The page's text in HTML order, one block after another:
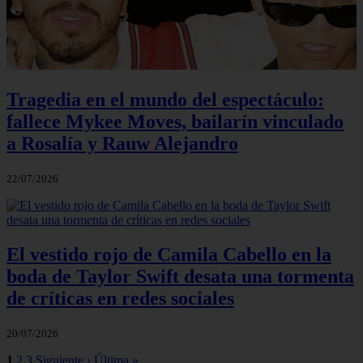
Tragedia en el mundo del espectáculo:
fallece Mykee Moves, bailarín vinculado
a Rosalía y Rauw Alejandro
22/07/2026
El vestido rojo de Camila Cabello en la
boda de Taylor Swift desata una tormenta
de críticas en redes sociales
20/07/2026
1 2 3 Siguiente › Última »